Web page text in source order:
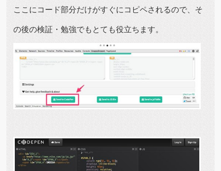
ここにコード部分だけがすぐにコピペされるので、そ
の後の検証・勉強でもとても役立ちます。